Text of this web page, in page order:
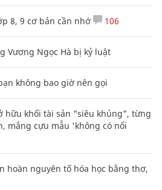
8, 9 cơ bản cần nhớ 106
Vương Ngọc Hà bị kỷ luật
không bao giờ nên gọi
hữu khối tài sản "siêu khủng", từng
mắng cựu mẫu 'không có nổi
hoàn nguyên tố hóa học bằng thơ,